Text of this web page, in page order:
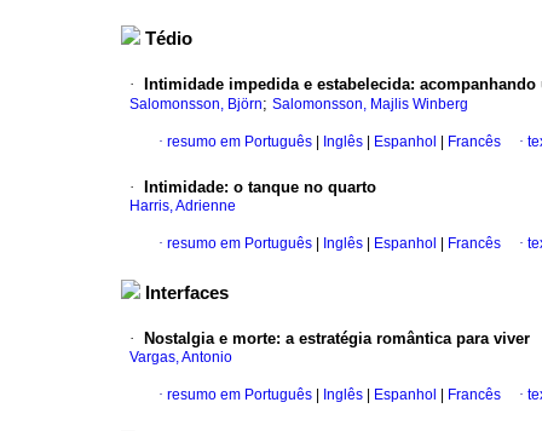
Tédio
· Intimidade impedida e estabelecida:
Salomonsson, Björn; Salomonsson, Majlis Winberg
· resumo em Português Inglês Espanhol Francês ·
· Intimidade: o tanque no quarto
Harris, Adrienne
· resumo em Português Inglês Espanhol Francês ·
Interfaces
· Nostalgia e morte: a estratégia romântica para viver
Vargas, Antonio
· resumo em Português Inglês Espanhol Francês ·